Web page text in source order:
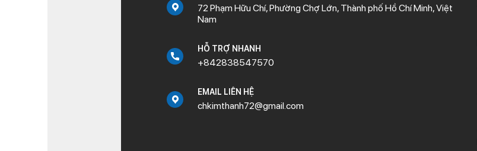
72 Phạm Hữu Chí, Phường Chợ Lớn, Thành phố Hồ Chí Minh, Việt
Nam
HỖ TRỢ NHANH
+842838547570
EMAIL LIÊN HỆ
chkimthanh72@gmail.com